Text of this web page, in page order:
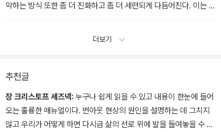
악하는 방식 또한 좀 더 진화하고 좀 더 세련되게 다듬어진다. 이는 차
라리 잘된 일이다. 다만 세상을 바라보는 이 ‘혜안’을 얻기 위해서는
더보기
추천글
장 크리스토프 세즈넥: 누구나 쉽게 읽을 수 있고 내용이 한눈에 들어
오는 훌륭한 매뉴얼이다. 번아웃 현상의 원인을 설명하는 데 그치지
않고 우리가 어떻게 하면 다시금 삶의 선로 위에 발을 들여놓을 수 있